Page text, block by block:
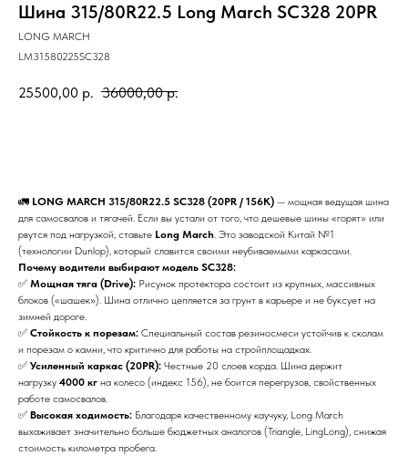
Шина 315/80R22.5 Long March SC328 20PR
LONG MARCH
LM31580225SC328
25500,00 р. 36000,00 р.
🚛 LONG MARCH 315/80R22.5 SC328 (20PR / 156K) — мощная ведущая шина
для самосвалов и тягачей. Если вы устали от того, что дешевые шины «горят» или
рвутся под нагрузкой, ставьте Long March. Это заводской Китай №1
(технологии Dunlop), который славится своими неубиваемыми каркасами.
Почему водители выбирают модель SC328:
✅ Мощная тяга (Drive): Рисунок протектора состоит из крупных, массивных
блоков («шашек»). Шина отлично цепляется за грунт в карьере и не буксует на
зимней дороге.
✅ Стойкость к порезам: Специальный состав резиносмеси устойчив к сколам
и порезам о камни, что критично для работы на стройплощадках.
✅ Усиленный каркас (20PR): Честные 20 слоев корда. Шина держит
нагрузку 4000 кг на колесо (индекс 156), не боится перегрузов, свойственных
работе самосвалов.
✅ Высокая ходимость: Благодаря качественному каучуку, Long March
выхаживает значительно больше бюджетных аналогов (Triangle, LingLong), снижая
стоимость километра пробега.